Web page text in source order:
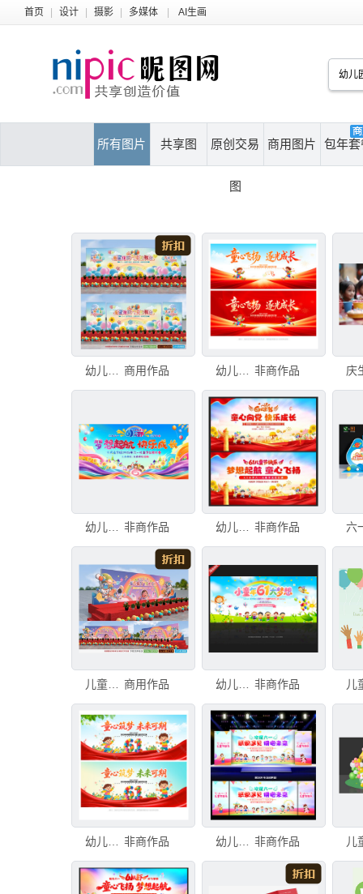
首页 设计 摄影 多媒体 AI生画
所有图片 共享图 原创交易
图
商用图片 包年套
商用作品 幼儿园儿童节 非商作品
幼儿园小学儿童节活动背景展板 非商作品 幼儿园儿童节 非商作品
商用作品 幼儿园六一儿童节文艺汇演 非商作品
非商作品 幼儿园六一儿童节晚会舞台背景 非商作品